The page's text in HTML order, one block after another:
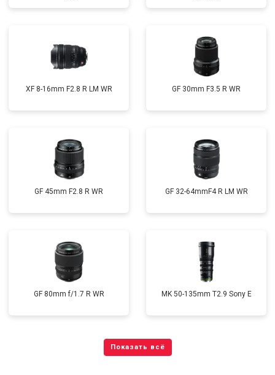
XF 8-16mm F2.8 R LM WR GF 30mm F3.5 R WR
GF 45mm F2.8 R WR GF 32-64mmF4 R LM WR
GF 80mm f/1.7 R WR MK 50-135mm T2.9 Sony E